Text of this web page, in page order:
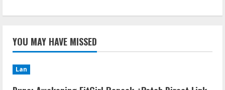
YOU MAY HAVE MISSED
Lan